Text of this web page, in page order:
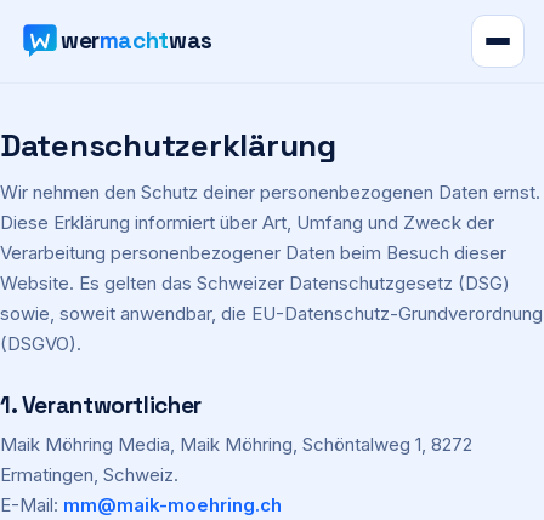
wermachtwas
Karte
News
Ratgeber
Preise
Datenschutzerklärung
Wir nehmen den Schutz deiner personenbezogenen Daten ernst.
Diese Erklärung informiert über Art, Umfang und Zweck der
Verarbeitung personenbezogener Daten beim Besuch dieser
Website. Es gelten das Schweizer Datenschutzgesetz (DSG)
sowie, soweit anwendbar, die EU-Datenschutz-Grundverordnung
(DSGVO).
1. Verantwortlicher
Maik Möhring Media, Maik Möhring, Schöntalweg 1, 8272
Ermatingen, Schweiz.
E-Mail: mm@maik-moehring.ch